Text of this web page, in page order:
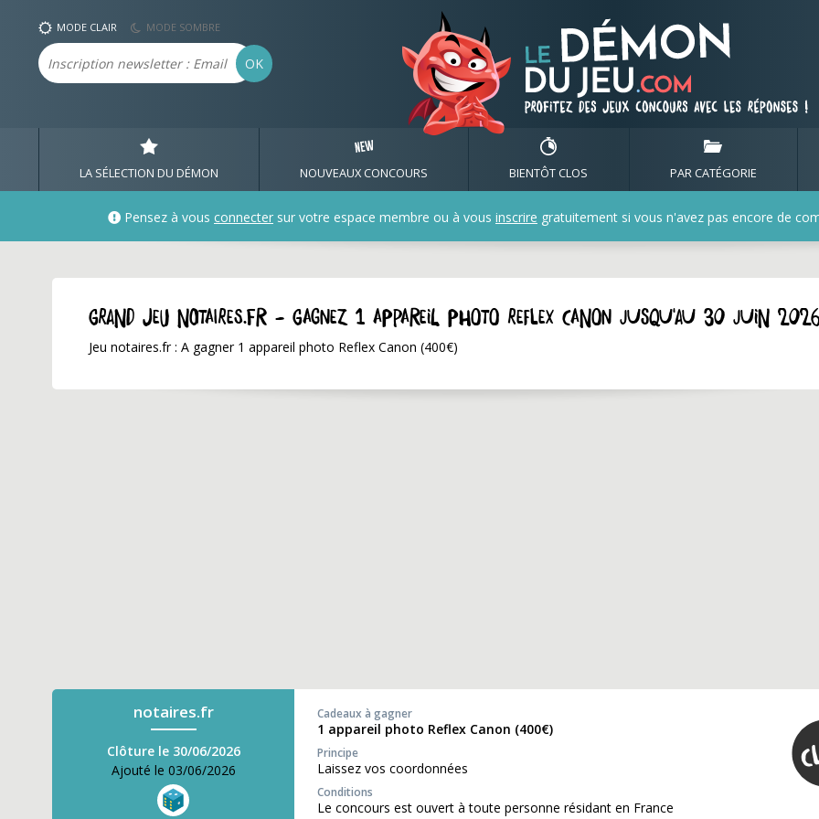
MODE CLAIR MODE SOMBRE
Email OK
LA SÉLECTION DU DÉMON NOUVEAUX CONCOURS BIENTÔT CLOS PAR CATÉGORIE
Pensez à vous connecter sur votre espace membre ou à vous inscrire gratuitement si vous n'avez pas encore de
GRAND JEU notaires.fr - Gagnez 1 appareil photo Reflex Canon jusqu'au 30 juin
Jeu notaires.fr : A gagner 1 appareil photo Reflex Canon (400€)
notaires.fr
Clôture le 30/06/2026
Ajouté le 03/06/2026
Cadeaux à gagner
1 appareil photo Reflex Canon (400€)
Principe
Laissez vos coordonnées
Conditions
Le concours est ouvert à toute personne résidant en France